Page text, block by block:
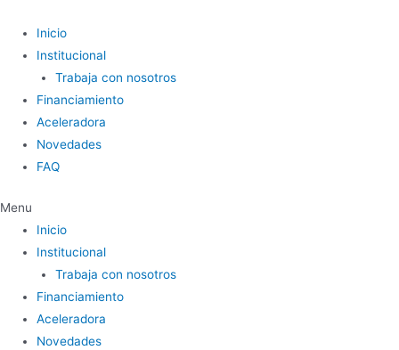
contenido
Inicio
Institucional
Trabaja con nosotros
Financiamiento
Aceleradora
Novedades
FAQ
Menu
Inicio
Institucional
Trabaja con nosotros
Financiamiento
Aceleradora
Novedades